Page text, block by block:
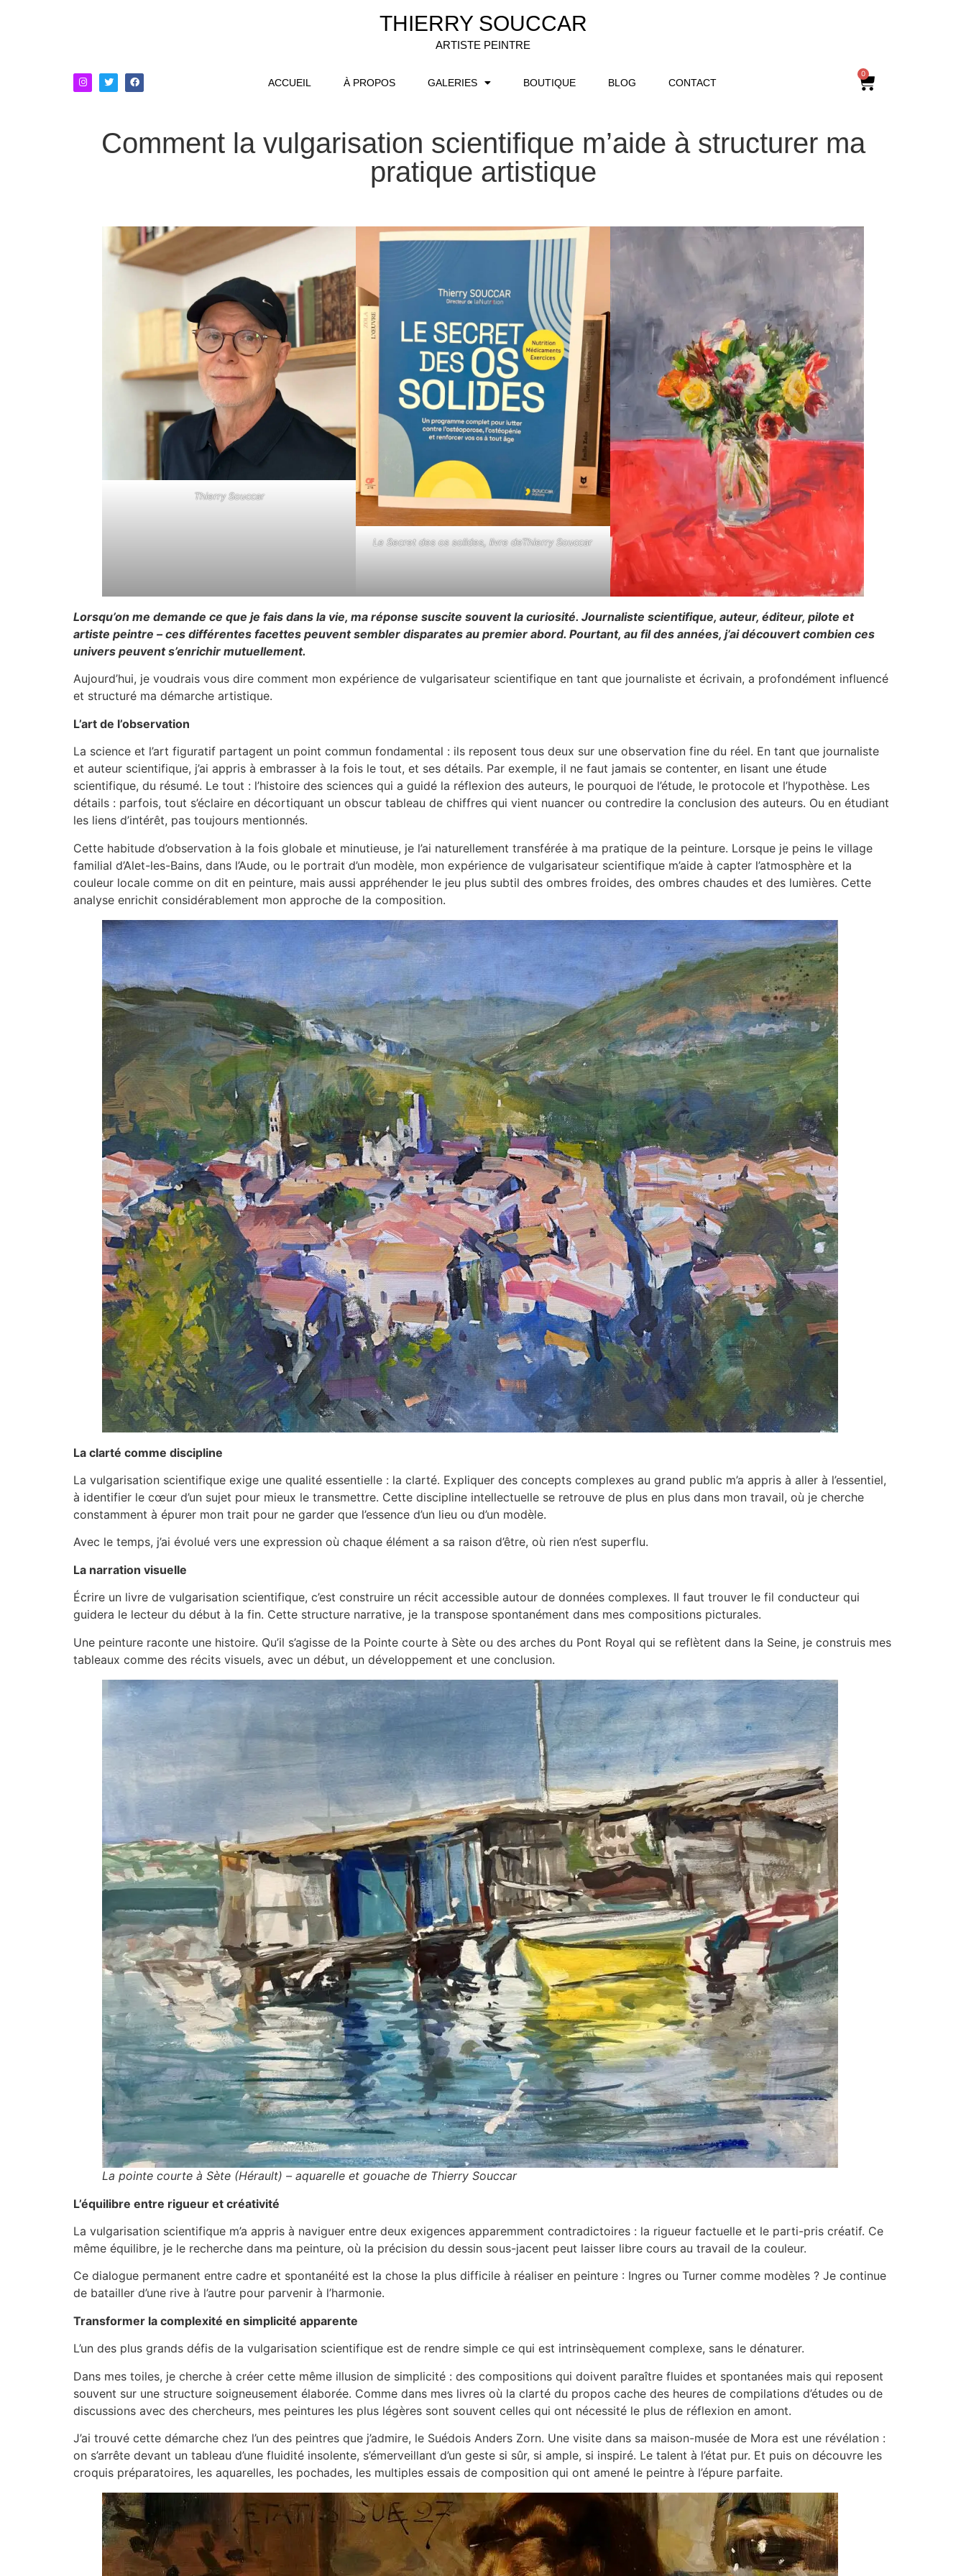
THIERRY SOUCCAR
ARTISTE PEINTRE
ACCUEIL À PROPOS GALERIES BOUTIQUE BLOG CONTACT
0
Comment la vulgarisation scientifique m’aide à structurer ma
pratique artistique
Thierry Souccar
Le Secret des os solides, livre deThierry Souccar
Lorsqu’on me demande ce que je fais dans la vie, ma réponse suscite souvent la curiosité. Journaliste scientifique, auteur, éditeur, pilote et
artiste peintre – ces différentes facettes peuvent sembler disparates au premier abord. Pourtant, au fil des années, j’ai découvert combien ces
univers peuvent s’enrichir mutuellement.
Aujourd’hui, je voudrais vous dire comment mon expérience de vulgarisateur scientifique en tant que journaliste et écrivain, a profondément influencé
et structuré ma démarche artistique.
L’art de l’observation
La science et l’art figuratif partagent un point commun fondamental : ils reposent tous deux sur une observation fine du réel. En tant que journaliste
et auteur scientifique, j’ai appris à embrasser à la fois le tout, et ses détails. Par exemple, il ne faut jamais se contenter, en lisant une étude
scientifique, du résumé. Le tout : l’histoire des sciences qui a guidé la réflexion des auteurs, le pourquoi de l’étude, le protocole et l’hypothèse. Les
détails : parfois, tout s’éclaire en décortiquant un obscur tableau de chiffres qui vient nuancer ou contredire la conclusion des auteurs. Ou en étudiant
les liens d’intérêt, pas toujours mentionnés.
Cette habitude d’observation à la fois globale et minutieuse, je l’ai naturellement transférée à ma pratique de la peinture. Lorsque je peins le village
familial d’Alet-les-Bains, dans l’Aude, ou le portrait d’un modèle, mon expérience de vulgarisateur scientifique m’aide à capter l’atmosphère et la
couleur locale comme on dit en peinture, mais aussi appréhender le jeu plus subtil des ombres froides, des ombres chaudes et des lumières. Cette
analyse enrichit considérablement mon approche de la composition.
La clarté comme discipline
La vulgarisation scientifique exige une qualité essentielle : la clarté. Expliquer des concepts complexes au grand public m’a appris à aller à l’essentiel,
à identifier le cœur d’un sujet pour mieux le transmettre. Cette discipline intellectuelle se retrouve de plus en plus dans mon travail, où je cherche
constamment à épurer mon trait pour ne garder que l’essence d’un lieu ou d’un modèle.
Avec le temps, j’ai évolué vers une expression où chaque élément a sa raison d’être, où rien n’est superflu.
La narration visuelle
Écrire un livre de vulgarisation scientifique, c’est construire un récit accessible autour de données complexes. Il faut trouver le fil conducteur qui
guidera le lecteur du début à la fin. Cette structure narrative, je la transpose spontanément dans mes compositions picturales.
Une peinture raconte une histoire. Qu’il s’agisse de la Pointe courte à Sète ou des arches du Pont Royal qui se reflètent dans la Seine, je construis mes
tableaux comme des récits visuels, avec un début, un développement et une conclusion.
La pointe courte à Sète (Hérault) – aquarelle et gouache de Thierry Souccar
L’équilibre entre rigueur et créativité
La vulgarisation scientifique m’a appris à naviguer entre deux exigences apparemment contradictoires : la rigueur factuelle et le parti-pris créatif. Ce
même équilibre, je le recherche dans ma peinture, où la précision du dessin sous-jacent peut laisser libre cours au travail de la couleur.
Ce dialogue permanent entre cadre et spontanéité est la chose la plus difficile à réaliser en peinture : Ingres ou Turner comme modèles ? Je continue
de batailler d’une rive à l’autre pour parvenir à l’harmonie.
Transformer la complexité en simplicité apparente
L’un des plus grands défis de la vulgarisation scientifique est de rendre simple ce qui est intrinsèquement complexe, sans le dénaturer.
Dans mes toiles, je cherche à créer cette même illusion de simplicité : des compositions qui doivent paraître fluides et spontanées mais qui reposent
souvent sur une structure soigneusement élaborée. Comme dans mes livres où la clarté du propos cache des heures de compilations d’études ou de
discussions avec des chercheurs, mes peintures les plus légères sont souvent celles qui ont nécessité le plus de réflexion en amont.
J’ai trouvé cette démarche chez l’un des peintres que j’admire, le Suédois Anders Zorn. Une visite dans sa maison-musée de Mora est une révélation :
on s’arrête devant un tableau d’une fluidité insolente, s’émerveillant d’un geste si sûr, si ample, si inspiré. Le talent à l’état pur. Et puis on découvre les
croquis préparatoires, les aquarelles, les pochades, les multiples essais de composition qui ont amené le peintre à l’épure parfaite.